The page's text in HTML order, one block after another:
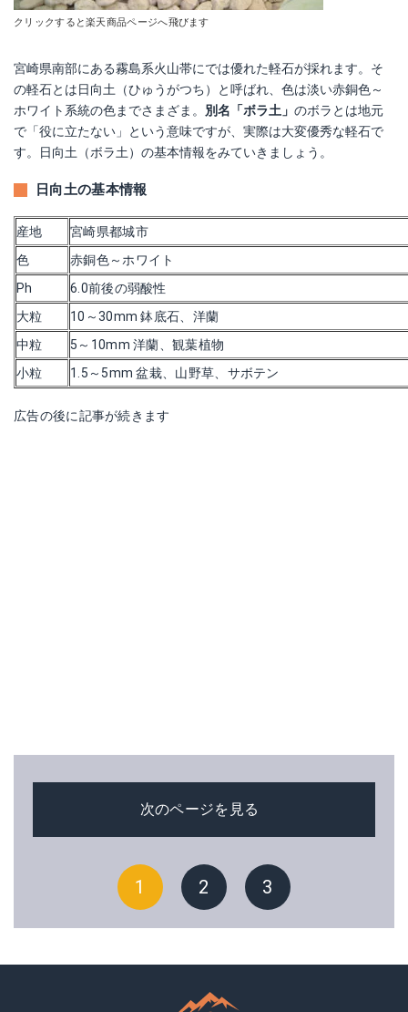
クリックすると楽天商品ページへ飛びます
宮崎県南部にある霧島系火山帯にでは優れた軽石が採れます。そ
の軽石とは日向土（ひゅうがつち）と呼ばれ、色は淡い赤銅色～
ホワイト系統の色までさまざま。 別名「ボラ土」 のボラとは地元
で「役に立たない」という意味ですが、実際は大変優秀な軽石で
す。日向土（ボラ土）の基本情報をみていきましょう。
日向土の基本情報
産地
宮崎県都城市
色
赤銅色～ホワイト
Ph
6.0前後の弱酸性
大粒
10～30mm 鉢底石、洋蘭
中粒
5～10mm 洋蘭、観葉植物
小粒
1.5～5mm 盆栽、山野草、サボテン
広告の後に記事が続きます
次のページを見る
1 2 3